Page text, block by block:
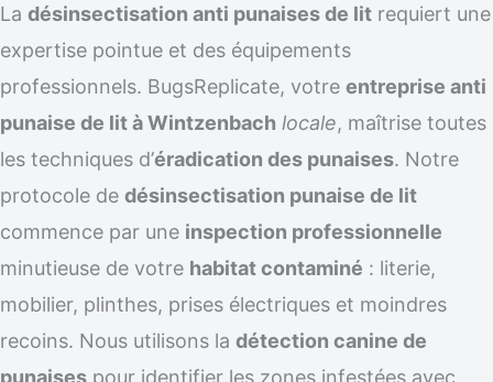
La désinsectisation anti punaises de lit requiert une
expertise pointue et des équipements
professionnels. BugsReplicate, votre entreprise anti
punaise de lit à Wintzenbach locale, maîtrise toutes
les techniques d’éradication des punaises. Notre
protocole de désinsectisation punaise de lit
commence par une inspection professionnelle
minutieuse de votre habitat contaminé : literie,
mobilier, plinthes, prises électriques et moindres
recoins. Nous utilisons la détection canine de
punaises pour identifier les zones infestées avec